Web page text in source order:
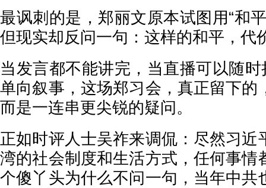
最讽刺的是，郑丽文原本试图用“和
但现实却反问一句：这样的和平，代
当发言都不能讲完，当直播可以随时
单向叙事，这场郑习会，真正留下的
而是一连串更尖锐的疑问。
正如时评人士吴祚来调侃：尽然习近
湾的社会制度和生活方式，任何事情
个傻丫头为什么不问一句，当年中共